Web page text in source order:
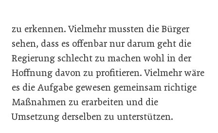
zu erkennen. Vielmehr mussten die Bürger
sehen, dass es offenbar nur darum geht die
Regierung schlecht zu machen wohl in der
Hoffnung davon zu profitieren. Vielmehr wäre
es die Aufgabe gewesen gemeinsam richtige
Maßnahmen zu erarbeiten und die
Umsetzung derselben zu unterstützen.